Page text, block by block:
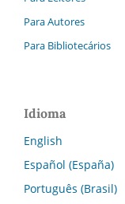
Para Autores
Para Bibliotecários
Idioma
English
Español (España)
Português (Brasil)